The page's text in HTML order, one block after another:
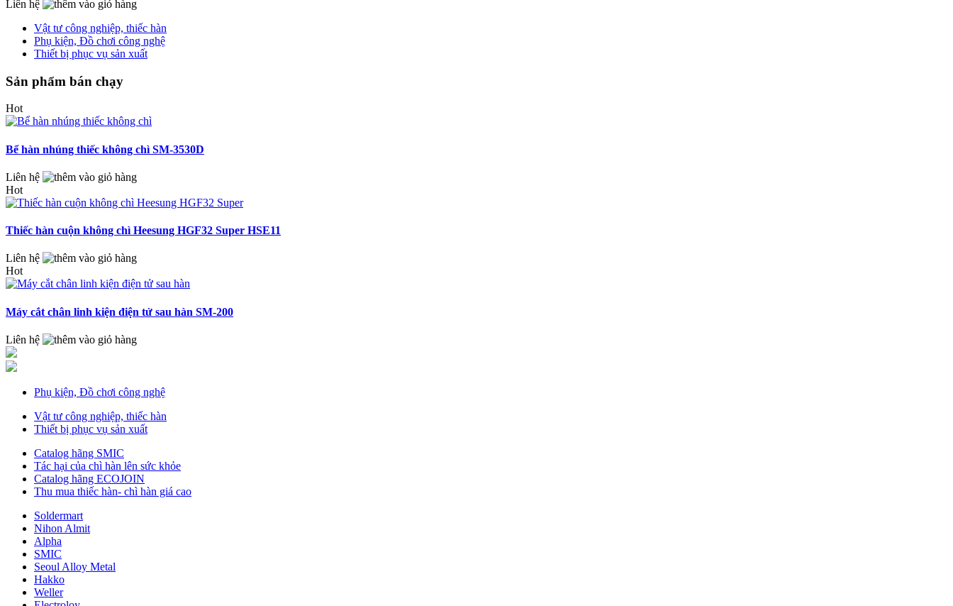
Liên hệ
Vật tư công nghiệp, thiếc hàn
Phụ kiện, Đồ chơi công nghệ
Thiết bị phục vụ sản xuất
Sản phẩm bán chạy
Hot
Bể hàn nhúng thiếc không chì SM-3530D
Liên hệ
Hot
Thiếc hàn cuộn không chì Heesung HGF32 Super HSE11
Liên hệ
Hot
Máy cắt chân linh kiện điện tử sau hàn SM-200
Liên hệ
Phụ kiện, Đồ chơi công nghệ
Vật tư công nghiệp, thiếc hàn
Thiết bị phục vụ sản xuất
Catalog hãng SMIC
Tác hại của chì hàn lên sức khỏe
Catalog hãng ECOJOIN
Thu mua thiếc hàn- chì hàn giá cao
Soldermart
Nihon Almit
Alpha
SMIC
Seoul Alloy Metal
Hakko
Weller